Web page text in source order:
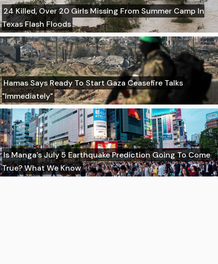
24 Killed, Over 20 Girls Missing From Summer Camp In
Texas Flash Floods
Hamas Says Ready To Start Gaza Ceasefire Talks
"Immediately"
Is Manga's July 5 Earthquake Prediction Going To Come
True? What We Know